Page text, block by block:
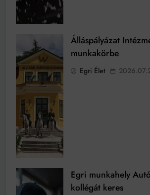
Álláspályázat
munkakörbe
Egri Élet
Egri munkahely
kollégát keres